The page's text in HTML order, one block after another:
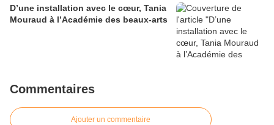
​​​​​​​D’une installation avec le cœur, Tania
Mouraud à l’Académie des beaux-arts
Commentaires
Ajouter un commentaire